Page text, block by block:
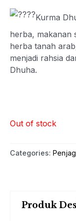
Kurma
herba, makanan
herba tanah
menjadi rahsia
Dhuha.
Out of stock
Categories:
Produk